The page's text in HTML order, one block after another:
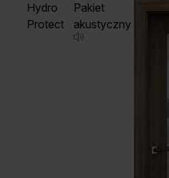
Katalogi
Kontakt
Hydro
Protect
Pakiet
akustyczny